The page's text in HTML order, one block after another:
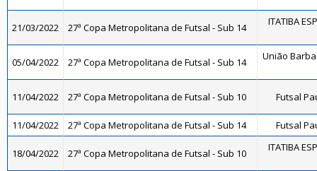
21/03/2022 27ª Copa Metropolitana de Futsal - Sub 14 ITATIBA
05/04/2022 27ª Copa Metropolitana de Futsal - Sub 14 União
11/04/2022 27ª Copa Metropolitana de Futsal - Sub 10 Futsal
11/04/2022 27ª Copa Metropolitana de Futsal - Sub 14 Futsal
18/04/2022 27ª Copa Metropolitana de Futsal - Sub 10 ITATIBA